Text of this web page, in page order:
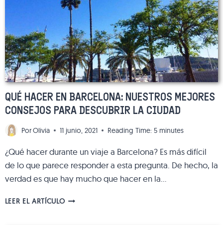
LA
CIUDAD!
QUÉ HACER EN BARCELONA: NUESTROS MEJORES
CONSEJOS PARA DESCUBRIR LA CIUDAD
Por Olivia 11 junio, 2021 Reading Time: 5 minutes
¿Qué hacer durante un viaje a Barcelona? Es más difícil
de lo que parece responder a esta pregunta. De hecho, la
verdad es que hay mucho que hacer en la…
LEER EL ARTÍCULOQUÉ